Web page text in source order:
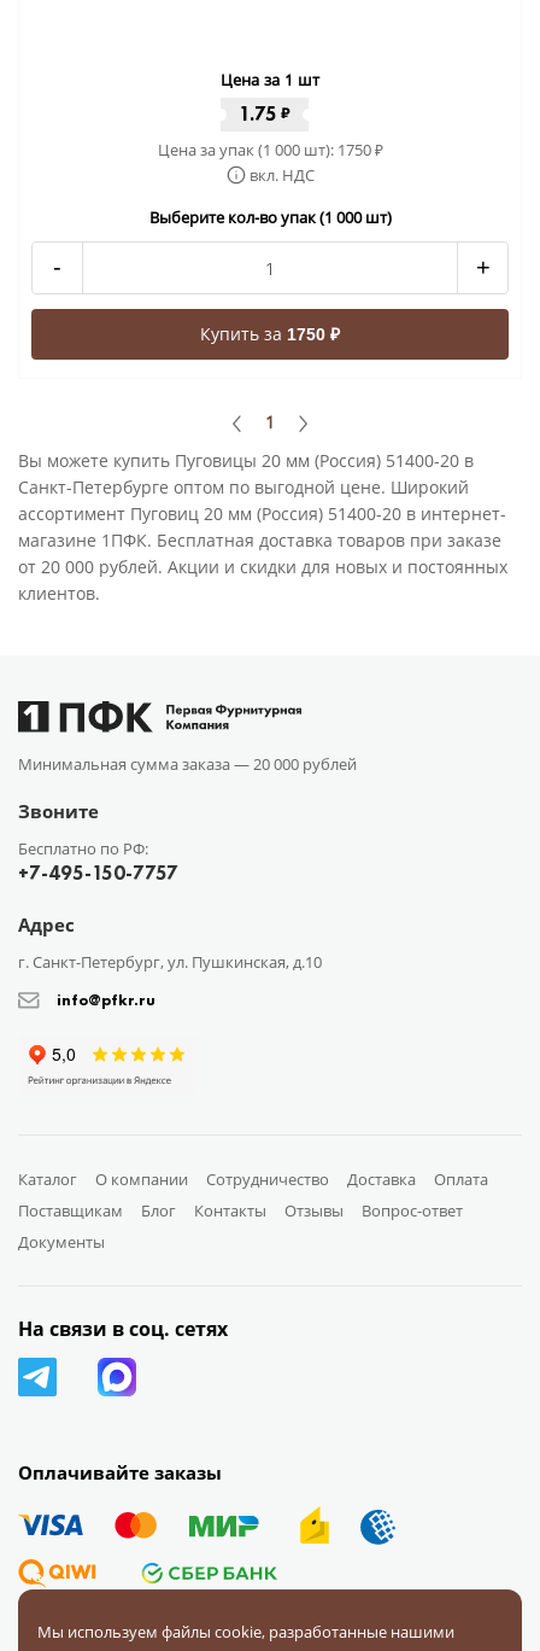
Цена за 1 шт
1.75 ₽
Цена за упак (1 000 шт): 1750₽
вкл. НДС
Выберите кол-во упак (1 000 шт)
- +
Купить за 1750 ₽
1
Вы можете купить Пуговицы 20 мм (Россия) 51400-20 в
Санкт-Петербурге оптом по выгодной цене. Широкий
ассортимент Пуговиц 20 мм (Россия) 51400-20 в интернет-
магазине 1ПФК. Бесплатная доставка товаров при заказе
от 20 000 рублей. Акции и скидки для новых и постоянных
клиентов.
Минимальная сумма заказа —20 000 рублей
Звоните
Бесплатно по РФ:
+7-495-150-7757
Адрес
г. Санкт-Петербург, ул. Пушкинская, д.10
info@pfkr.ru
Каталог О компании Сотрудничество Доставка
Оплата
Поставщикам
Блог Контакты Отзывы
Вопрос-ответ
Документы
Оплачивайте заказы
На связи в соц. сетях
Мы используем файлы cookie, разработанные нашими